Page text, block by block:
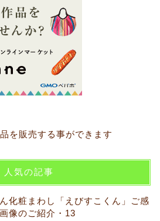
を販売する事ができます
人気の記事
化粧まわし「えびすこくん」ご感
像のご紹介・13